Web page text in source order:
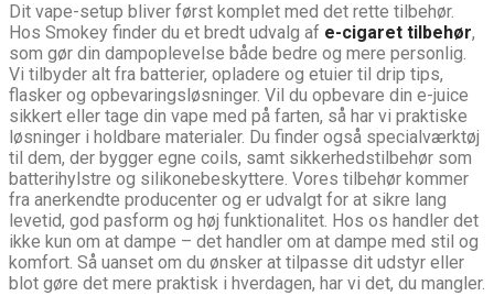
Dit vape-setup bliver først komplet med det rette tilbehør.
Hos Smokey finder du et bredt udvalg af e-cigaret tilbehør,
som gør din dampoplevelse både bedre og mere personlig.
Vi tilbyder alt fra batterier, opladere og etuier til drip tips,
flasker og opbevaringsløsninger. Vil du opbevare din e-juice
sikkert eller tage din vape med på farten, så har vi praktiske
løsninger i holdbare materialer. Du finder også specialværktøj
til dem, der bygger egne coils, samt sikkerhedstilbehør som
batterihylstre og silikonebeskyttere. Vores tilbehør kommer
fra anerkendte producenter og er udvalgt for at sikre lang
levetid, god pasform og høj funktionalitet. Hos os handler det
ikke kun om at dampe – det handler om at dampe med stil og
komfort. Så uanset om du ønsker at tilpasse dit udstyr eller
blot gøre det mere praktisk i hverdagen, har vi det, du mangler.